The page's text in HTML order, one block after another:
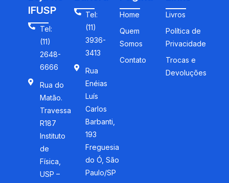
IFUSP
Tel:
(11)
2648-
6666
Rua do
Matão.
Travessa
R187
Instituto
de
Física,
USP –
Tel:
(11)
3936-
3413
Rua
Enéias
Luís
Carlos
Barbanti,
193
Freguesia
do Ó, São
Paulo/SP
Home
Quem
Somos
Contato
Livros
Política de
Privacidade
Trocas e
Devoluções